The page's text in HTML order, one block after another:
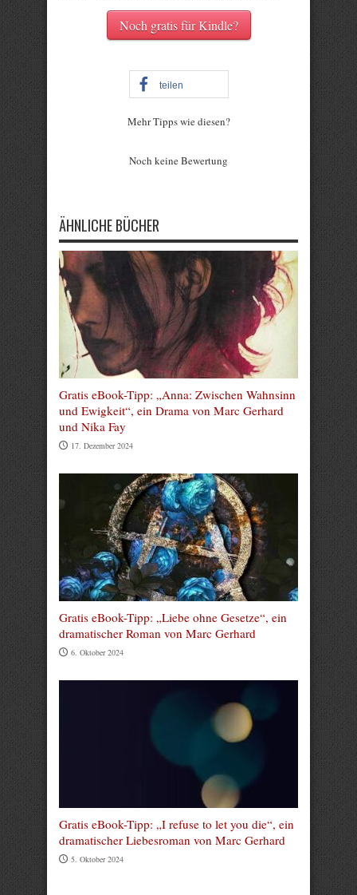
Noch gratis für Kindle?
teilen
Mehr Tipps wie diesen?
Noch keine Bewertung
ÄHNLICHE BÜCHER
Gratis eBook-Tipp: „Anna: Zwischen Wahnsinn
und Ewigkeit“, ein Drama von Marc Gerhard
und Nika Fay
17. Dezember 2024
Gratis eBook-Tipp: „Liebe ohne Gesetze“, ein
dramatischer Roman von Marc Gerhard
6. Oktober 2024
Gratis eBook-Tipp: „I refuse to let you die“, ein
dramatischer Liebesroman von Marc Gerhard
5. Oktober 2024